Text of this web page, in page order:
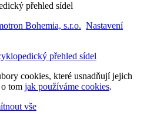
přehled sídel
Bohemia, s.r.o. Nastavení
přehled sídel
cookies, které usnadňují jejich
tom jak používáme cookies.
vše